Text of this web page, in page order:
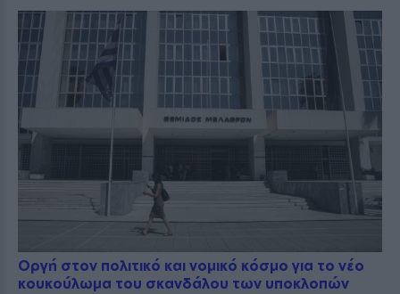
Οργή στον πολιτικό και νομικό κόσμο για το νέο
κουκούλωμα του σκανδάλου των υποκλοπών